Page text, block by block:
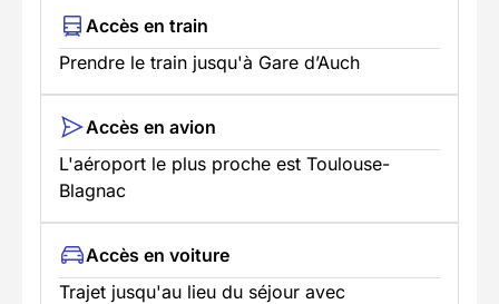
Accès en train
Prendre le train jusqu'à Gare d’Auch
Accès en avion
L'aéroport le plus proche est Toulouse-
Blagnac
Accès en voiture
Trajet jusqu'au lieu du séjour avec